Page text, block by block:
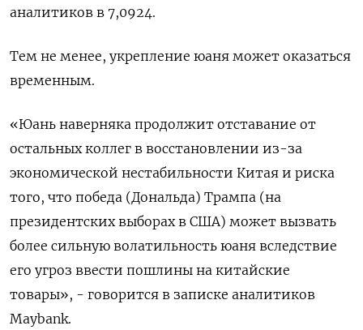
аналитиков в 7,0924.
Тем не менее, укрепление юаня может оказаться
временным.
«Юань наверняка продолжит отставание от
остальных коллег в восстановлении из-за
экономической нестабильности Китая и риска
того, что победа (Дональда) Трампа (на
президентских выборах в США) может вызвать
более сильную волатильность юаня вследствие
его угроз ввести пошлины на китайские
товары», - говорится в записке аналитиков
Maybank.